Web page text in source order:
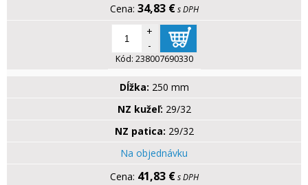
34,83 € s DPH
+
-
Kód: 238007690330
Dĺžka: 250 mm
NZ kužeľ: 29/32
NZ patica: 29/32
Na objednávku
41,83 € s DPH